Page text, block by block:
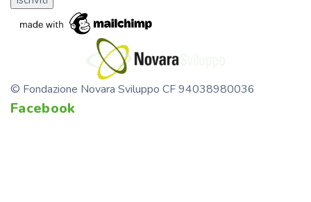
© Fondazione Novara Sviluppo CF 94038980036
Facebook